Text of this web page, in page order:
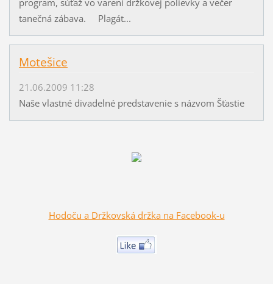
tanečná zábava. Plagát...
Motešice
21.06.2009 11:28
Naše vlastné divadelné predstavenie s názvom Šťastie
Hodoču a Držkovská držka na Facebook-u